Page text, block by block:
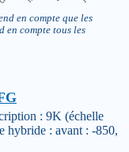
en compte que les
en compte tous les
: 9K (échelle
hybride : avant : -850,